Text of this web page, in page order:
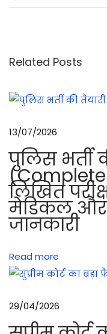
हं
ऑ
न
क्या
हो
ता
है
ड्रा
इ
एं
ड
Related Posts
13/07/2026
पुलिस भर्ती
लिखित
मेडिकल और
जानकारी
Read more
29/04/2026